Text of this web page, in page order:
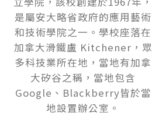
是屬安大略省政府的應用藝術
和技術學院之一。學校座落在
加拿大滑鐵盧 Kitchener，眾
多科技業所在地，當地有加拿
大矽谷之稱，當地包含
Google、Blackberry皆於當
地設置辦公室。